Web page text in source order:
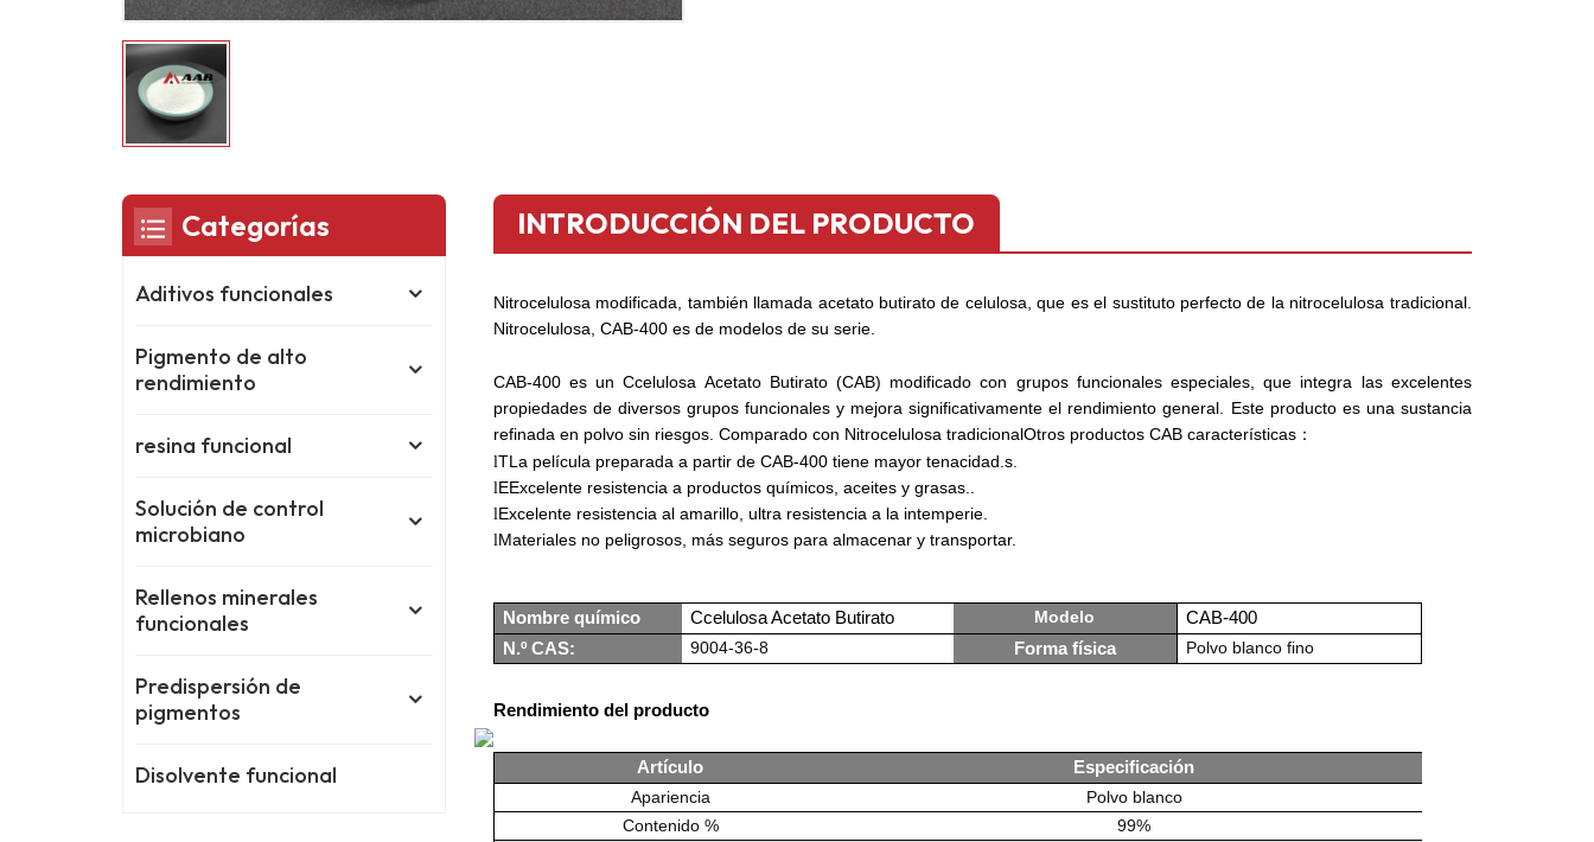
INTRODUCCIÓN DEL PRODUCTO
Nitrocelulosa modificada, también llamada acetato butirato de celulosa, que es el sustituto perfecto de la nitrocelulosa tradicional.
Nitrocelulosa, CAB-400 es de modelos de su serie.
CAB-400 es unCcelulosa Acetato Butirato (CAB) modificado con grupos funcionales especiales, que integra las excelentes
propiedades de diversos grupos funcionales y mejora significativamente el rendimiento general. Este producto es una sustancia
refinada en polvo sin riesgos. Comparado con Nitrocelulosa tradicionalOtros productos CAB características：
lTLa película preparada a partir de CAB-400 tiene mayor tenacidad. s.
lEExcelente resistencia a productos químicos, aceites y grasas.
lExcelente resistencia al amarillo, ultra resistencia a la intemperie.
lMateriales no peligrosos, más seguros para almacenar y transportar.
Nombre químico CcelulosaAcetato Butirato Modelo
CAB-400
N.º CAS:
9004-36-8 Forma física Polvo blanco fino
Rendimiento del producto
Artículo
Especificación
Apariencia
Polvo blanco
Contenido %
99%
Categorías
Aditivos funcionales
Pigmento de alto
rendimiento
resina funcional
Solución de control
microbiano
Rellenos minerales
funcionales
Predispersión de
pigmentos
Disolvente funcional